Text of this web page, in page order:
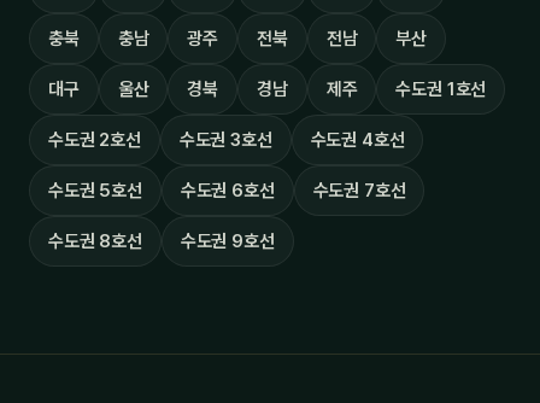
충북 충남 광주 전북 전남 부산
대구 울산 경북 경남 제주 수도권 1호선
수도권 2호선 수도권 3호선 수도권 4호선
수도권 5호선 수도권 6호선 수도권 7호선
수도권 8호선 수도권 9호선